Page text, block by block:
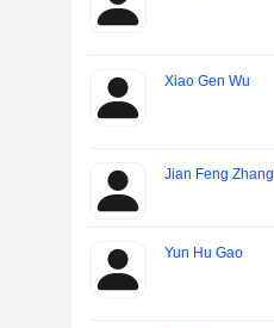
Xiao Gen Wu
Jian Feng Zhang
Yun Hu Gao